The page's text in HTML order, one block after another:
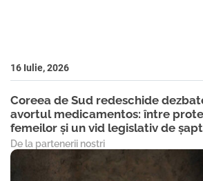
16 Iulie, 2026
Coreea de Sud redeschide
avortul medicamentos: între
femeilor și un vid legislativ de
De la partenerii nostri